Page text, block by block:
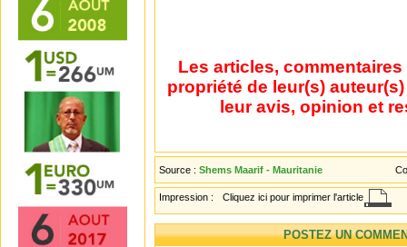
Les articles,
propriété de leur(s)
leur avis, opinion et
Source : Shems Maarif - Mauritanie
Impression : Cliquez ici pour imprimer l'article
POSTEZ UN